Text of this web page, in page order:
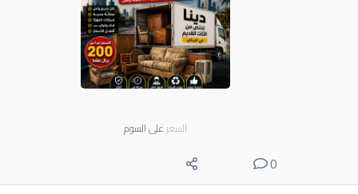
السعر على السوم
0